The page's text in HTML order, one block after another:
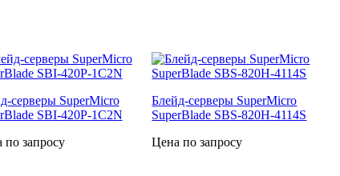
серверы SuperMicro
SBI-420P-1C2N
по запросу
Блейд-серверы SuperMicro
SuperBlade SBS-820H-4114S
Цена по запросу